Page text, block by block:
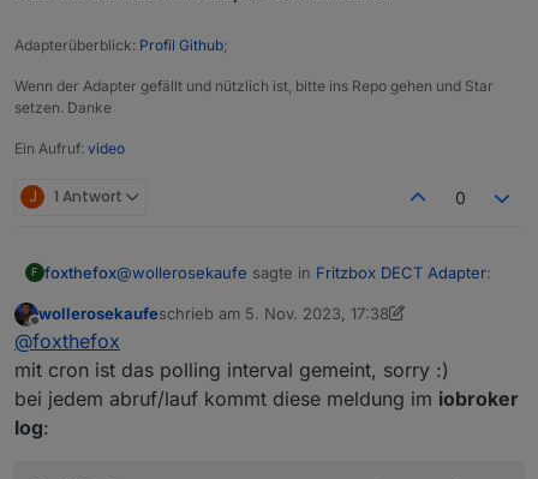
Adapterüberblick: Profil Github;
Wenn der Adapter gefällt und nützlich ist, bitte ins Repo gehen und Star
setzen. Danke
Ein Aufruf: video
J 1 Antwort 0
F foxthefox@wollerosekaufe sagte in Fritzbox DECT Adapter:
instance ist nun auch auf 2.5.6 - die
auch die Meldung zum Aufruf der config Oberfläche
des Adapters?
Offline
wollerosekaufeschrieb am 5. Nov. 2023, 17:38
zuletzt editiert von wollerosekaufe
@foxthefox
mit cron ist das polling interval gemeint, sorry :)
bei jedem abruf/lauf kommt diese meldung im iobroker
log: